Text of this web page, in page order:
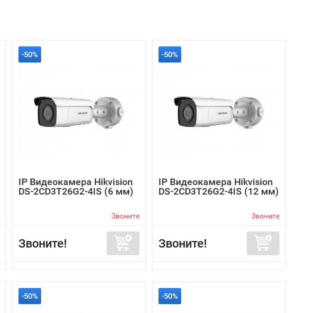
-50%
IP Видеокамера Hikvision
DS-2CD3T26G2-4IS (6 мм)
Звоните
Звоните!
-50%
IP Видеокамера Hikvision
DS-2CD3T26G2-4IS (12 мм)
Звоните
Звоните!
-50% -50%